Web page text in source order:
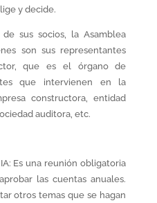
y decide.
sus socios, la Asamblea
son sus representantes
que es el órgano de
que intervienen en la
constructora, entidad
auditora, etc.
Es una reunión obligatoria
las cuentas anuales.
otros temas que se hagan